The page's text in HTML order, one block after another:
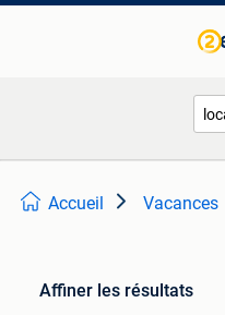
Accueil Vacances
Affiner les résultats